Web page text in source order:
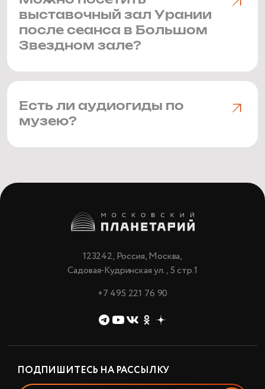
выставочный зал Урании
после сеанса в Большом
Звездном зале?
Есть ли аудиогиды по
музею?
123242, Россия, Москва,
Садовая-Кудринская ул., 5 стр.1
+7 495 221 76 90
ПОДПИШИТЕСЬ НА РАССЫЛКУ